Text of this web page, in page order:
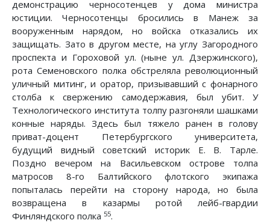
демонстрацию черносотенцев у дома министра
юстиции. Черносотенцы бросились в Манеж за
вооруженным нарядом, но войска отказались их
защищать. Зато в другом месте, на углу Загородного
проспекта и Гороховой ул. (ныне ул. Дзержинского),
рота Семеновского полка обстреляла революционный
уличный митинг, и оратор, призывавший с фонарного
столба к свержению самодержавия, был убит. У
Технологического института толпу разгоняли шашками
конные наряды. Здесь был тяжело ранен в голову
приват-доцент Петербургского университета,
будущий видный советский историк Е. В. Тарле.
Поздно вечером на Васильевском острове толпа
матросов 8-го Балтийского флотского экипажа
попыталась перейти на сторону народа, но была
возвращена в казармы ротой лейб-гвардии
Финляндского полка 55.